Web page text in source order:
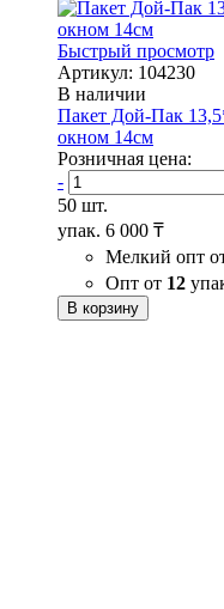
Быстрый просмотр
Артикул: 104230
В наличии
Пакет Дой-Пак
окном 14см
Розничная цена:
-
50 шт.
упак. 6 000 ₸
Мелкий опт
Опт от 12
В корзину